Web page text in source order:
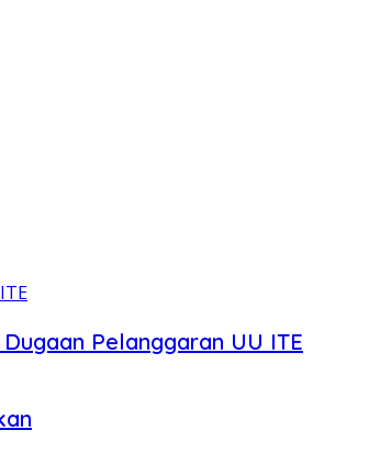
Pelanggaran UU ITE